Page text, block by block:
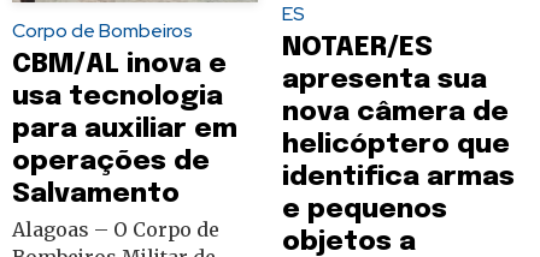
Corpo de Bombeiros
CBM/AL inova e
usa tecnologia
para auxiliar em
operações de
Salvamento
Alagoas – O Corpo de
ES
NOTAER/ES
apresenta sua
nova câmera de
helicóptero que
identifica armas
e pequenos
objetos a